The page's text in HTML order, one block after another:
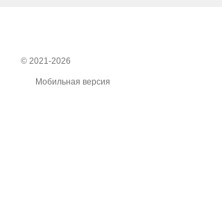
© 2021-2026
Мобильная версия